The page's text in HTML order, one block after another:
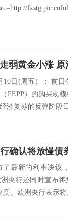
弱黄金小涨
10日(周五）： 前
PEPP）的购买规
济复苏的反弹阶段
确认将放慢债
了最新的利率决议
央行还同时宣布
度。欧洲央行表示